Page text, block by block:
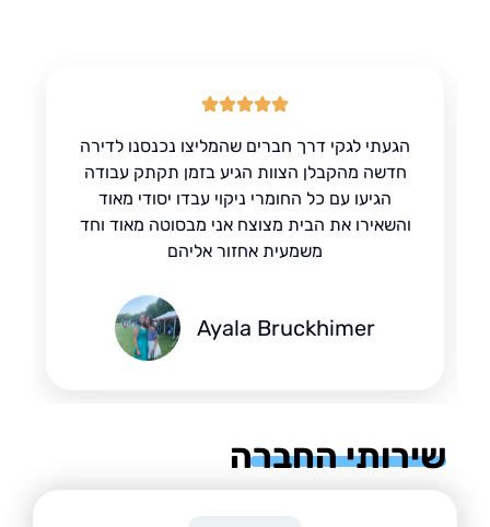
הגעתי לגקי דרך חברים שהמליצו נכנסנו לדירה
חדשה מהקבלן הצוות הגיע בזמן תקתק עבודה
הגיעו עם כל החומרי ניקוי עבדו יסודי מאוד
והשאירו את הבית מצוצח אני מבסוטה מאוד וחד
משמעית אחזור אליהם
Ayala Bruckhimer
החברה